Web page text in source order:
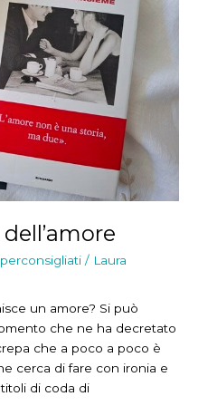
/ Laura
un amore? Si può
che ne ha decretato
che a poco a poco è
cerca di fare con ironia e
di coda di